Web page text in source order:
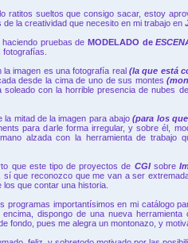
ratitos sueltos que consigo sacar, estoy
de la creatividad que necesito en mi trabajo en
pruebas de MODELADO de
la imagen es una fotografía real (la que está
desde la cima de uno de sus montes
soleado con la horrible presencia de nubes
la mitad de la imagen para abajo(para los
para darle forma irregular, y sobre él,
alzada con la herramienta de trabajo
que este tipo de proyectos de CGI sobre
, sí que reconozco que me van a ser
los que contar una historia.
programas importantísimos en mi catálogo
dispongo de una nueva
fondo, pues me alegra un montonazo, y